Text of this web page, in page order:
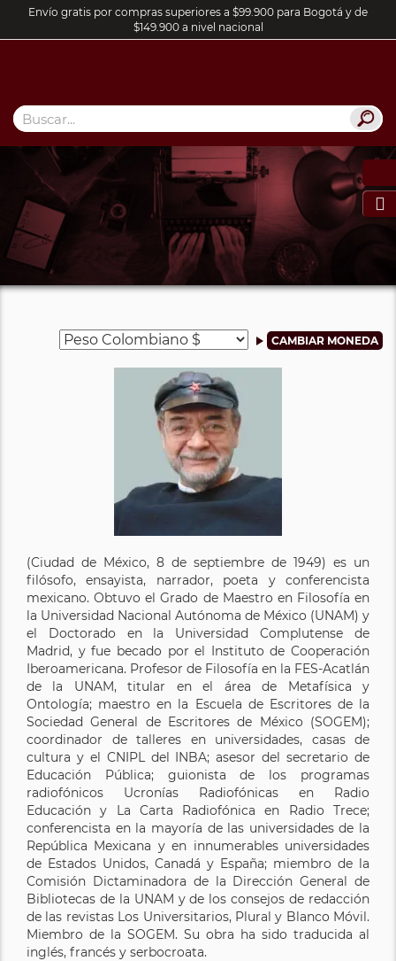
Envío gratis por compras superiores a $99.900 para Bogotá y de
$149.900 a nivel nacional

(Ciudad de México, 8 de septiembre de 1949) es un
filósofo, ensayista, narrador, poeta y conferencista
mexicano. Obtuvo el Grado de Maestro en Filosofía en
la Universidad Nacional Autónoma de México (UNAM) y
el Doctorado en la Universidad Complutense de
Madrid, y fue becado por el Instituto de Cooperación
Iberoamericana. Profesor de Filosofía en la FES-Acatlán
de la UNAM, titular en el área de Metafísica y
Ontología; maestro en la Escuela de Escritores de la
Sociedad General de Escritores de México (SOGEM);
coordinador de talleres en universidades, casas de
cultura y el CNIPL del INBA; asesor del secretario de
Educación Pública; guionista de los programas
radiofónicos Ucronías Radiofónicas en Radio
Educación y La Carta Radiofónica en Radio Trece;
conferencista en la mayoría de las universidades de la
República Mexicana y en innumerables universidades
de Estados Unidos, Canadá y España; miembro de la
Comisión Dictaminadora de la Dirección General de
Bibliotecas de la UNAM y de los consejos de redacción
de las revistas Los Universitarios, Plural y Blanco Móvil.
Miembro de la SOGEM. Su obra ha sido traducida al
inglés, francés y serbocroata.